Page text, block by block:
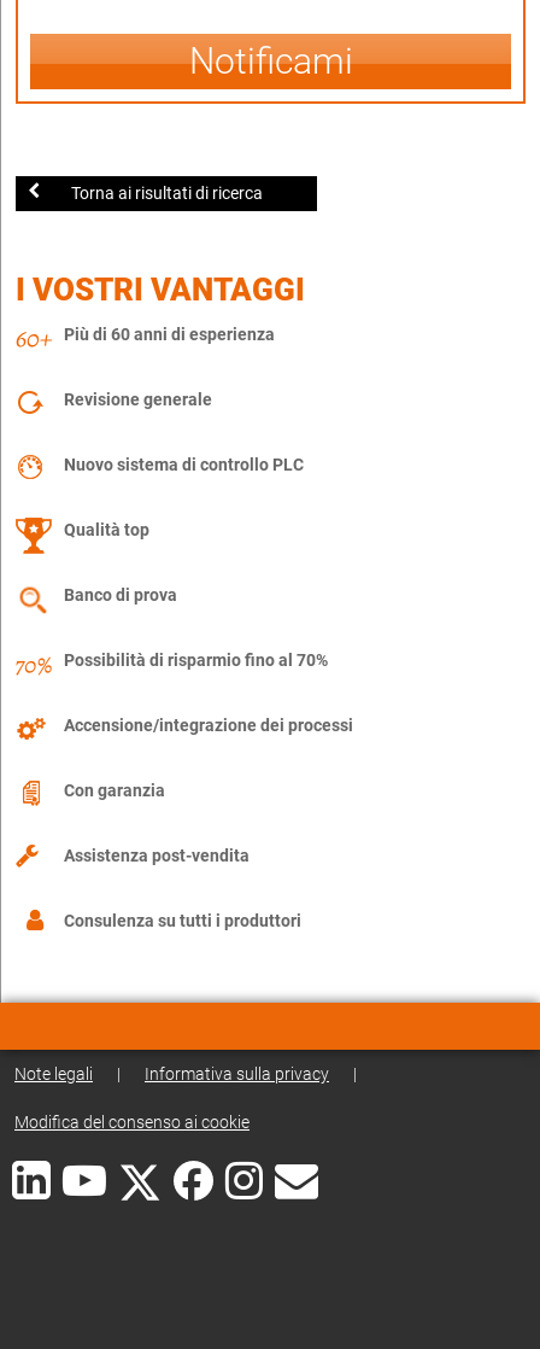
Notificami
Torna ai risultati di ricerca
I VOSTRI VANTAGGI
Più di 60 anni di esperienza
Revisione generale
Nuovo sistema di controllo PLC
Qualità top
Banco di prova
Possibilità di risparmio fino al 70%
Accensione/integrazione dei processi
Con garanzia
Assistenza post-vendita
Consulenza su tutti i produttori
Note legali | Informativa sulla privacy |
Modifica del consenso ai cookie